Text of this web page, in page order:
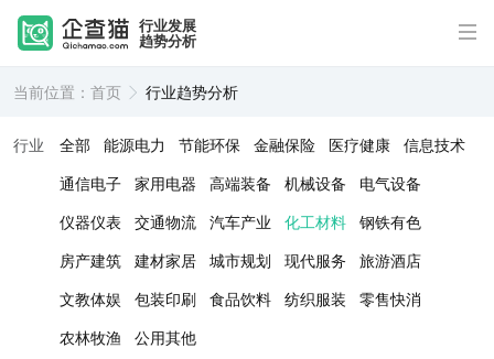
行业发展
趋势分析
当前位置： 首页 行业趋势分析
行业 全部 能源电力 节能环保 金融保险 医疗健康 信息技术
通信电子 家用电器 高端装备 机械设备
电气设备
仪器仪表
交通物流 汽车产业 化工材料 钢铁有色
房产建筑 建材家居 城市规划 现代服务
旅游酒店
文教体娱
包装印刷 食品饮料 纺织服装
零售快消
农林牧渔
公用其他